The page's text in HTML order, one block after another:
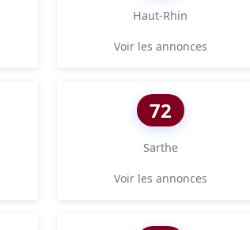
Haut-Rhin
Voir les annonces
72
Sarthe
Voir les annonces